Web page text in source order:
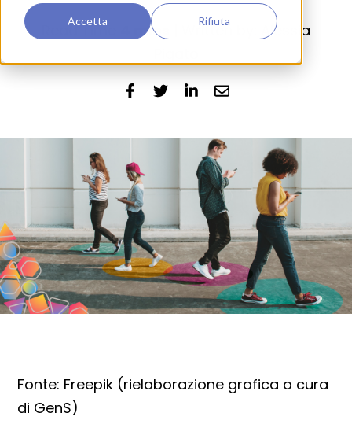
Accetta Rifiuta
Read Time 4 mins
| Written by: Alessia
Fonte: Freepik (rielaborazione grafica a cura
di GenS)